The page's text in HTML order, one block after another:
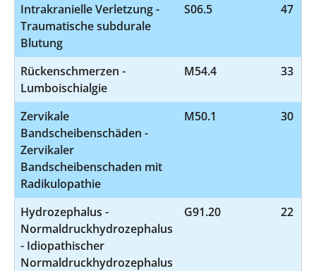
Intrakranielle Verletzung -
Traumatische subdurale
Blutung
S06.5 47
Rückenschmerzen -
Lumboischialgie
M54.4 33
Zervikale
Bandscheibenschäden -
Zervikaler
Bandscheibenschaden mit
Radikulopathie
M50.1 30
Hydrozephalus -
Normaldruckhydrozephalus
- Idiopathischer
Normaldruckhydrozephalus
G91.20 22